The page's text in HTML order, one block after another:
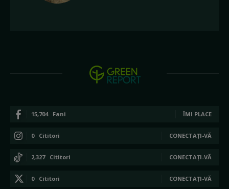
15,704 Fani ÎMI PLACE
0 Cititori CONECTAȚI-VĂ
2,327 Cititori CONECTAȚI-VĂ
0 Cititori CONECTAȚI-VĂ